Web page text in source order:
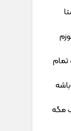
تمام
مگه